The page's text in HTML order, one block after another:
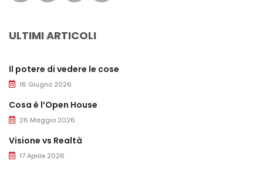
ULTIMI ARTICOLI
Il potere di vedere le cose
16 Giugno 2026
Cosa è l’Open House
26 Maggio 2026
Visione vs Realtà
17 Aprile 2026